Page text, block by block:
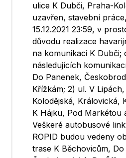
ulice K Dubči, Praha-
uzavřen, stavební
15.12.2021 23:59, v
důvodu realizace
na komunikaci K Dubči;
následujících
Do Panenek,
Křížkám; 2) ul. V
Kolodějská, Královická,
K Hájku, Pod Markétou
Veškeré autobusové
ROPID budou vedeny
trase K Běchovicům,